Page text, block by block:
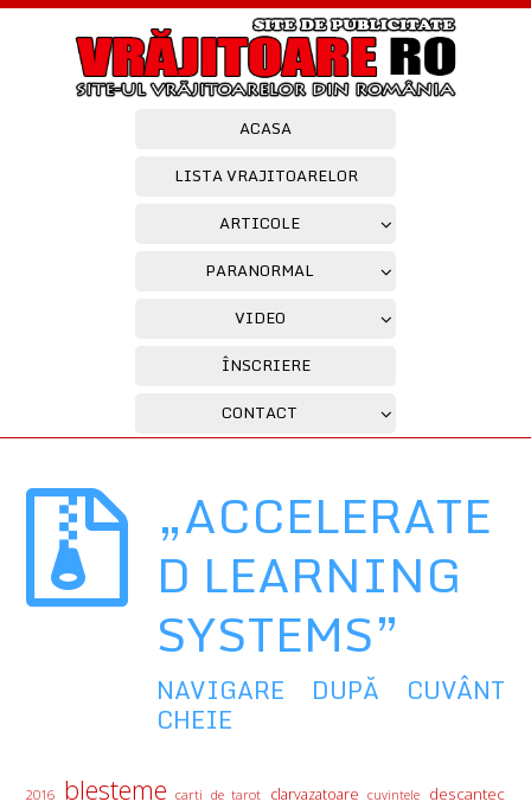
ACASA
LISTA VRAJITOARELOR
ARTICOLE
PARANORMAL
VIDEO
ÎNSCRIERE
CONTACT
„ACCELERATE
D LEARNING
SYSTEMS”
NAVIGARE DUPĂ CUVÂNT
CHEIE
2016 blesteme carti de tarot clarvazatoare cuvintele descantec